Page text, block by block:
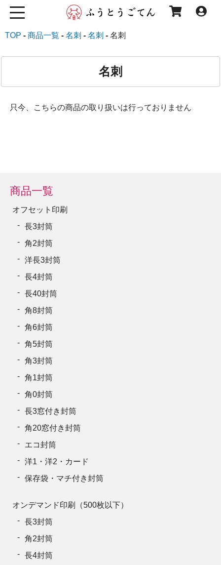
TOP 商品一覧 名刺 名刺 名刺
名刺
只今、こちらの商品の取り扱いは行っておりません
商品一覧
オフセット印刷
長3封筒
角2封筒
洋長3封筒
長4封筒
長40封筒
角8封筒
角6封筒
角5封筒
角3封筒
角1封筒
角0封筒
長3窓付き封筒
角20窓付き封筒
エコ封筒
洋1・洋2・カード
保存袋・マチ付き封筒
オンデマンド印刷（500枚以下）
長3封筒
角2封筒
長4封筒